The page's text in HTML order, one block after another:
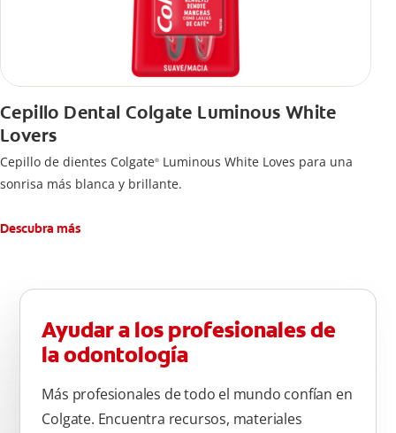
Cepillo Dental Colgate Luminous White
Lovers
Cepillo de dientes Colgate® Luminous White Loves para una
sonrisa más blanca y brillante.
Descubra más
Ayudar a los profesionales de
la odontología
Más profesionales de todo el mundo confían en
Colgate. Encuentra recursos, materiales